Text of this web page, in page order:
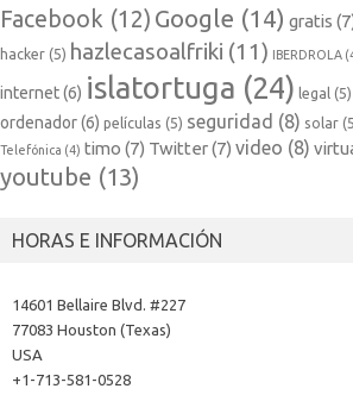
Facebook (12) Google (14) gratis
hacker (5) hazlecasoalfriki (11) IBERDROLA
internet(6) islatortuga (24) legal (5)
ordenador(6) películas (5) seguridad (8) solar
Telefónica (4) timo (7) Twitter(7) video (8)
youtube (13)
HORAS E INFORMACIÓN
14601 Bellaire Blvd. #227
77083 Houston (Texas)
USA
+1-713-581-0528